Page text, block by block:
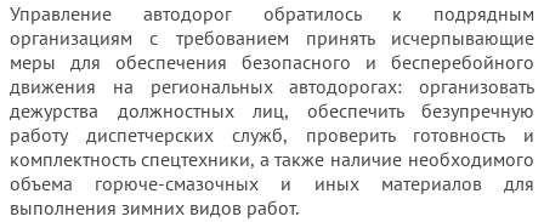
Управление автодорог обратилось к подрядным
организациям с требованием принять исчерпывающие
меры для обеспечения безопасного и бесперебойного
движения на региональных автодорогах: организовать
дежурства должностных лиц, обеспечить безупречную
работу диспетчерских служб, проверить готовность и
комплектность спецтехники, а также наличие необходимого
объема горюче-смазочных и иных материалов для
выполнения зимних видов работ.